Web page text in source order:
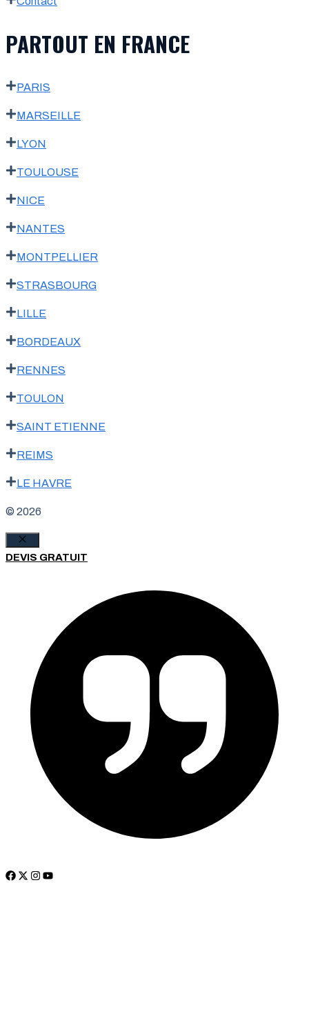
PARTOUT EN FRANCE
PARIS
MARSEILLE
LYON
TOULOUSE
NICE
NANTES
MONTPELLIER
STRASBOURG
LILLE
BORDEAUX
RENNES
TOULON
SAINT ETIENNE
REIMS
LE HAVRE
© 2026
Fermer
DEVIS GRATUIT